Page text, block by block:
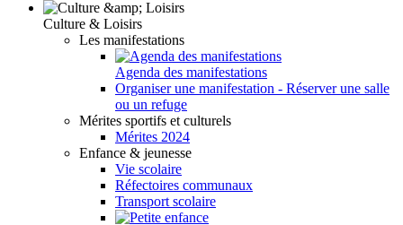
Culture & Loisirs
Les manifestations
Agenda des manifestations
Organiser une manifestation - Réserver une salle
ou un refuge
Mérites sportifs et culturels
Mérites 2024
Enfance & jeunesse
Vie scolaire
Réfectoires communaux
Transport scolaire